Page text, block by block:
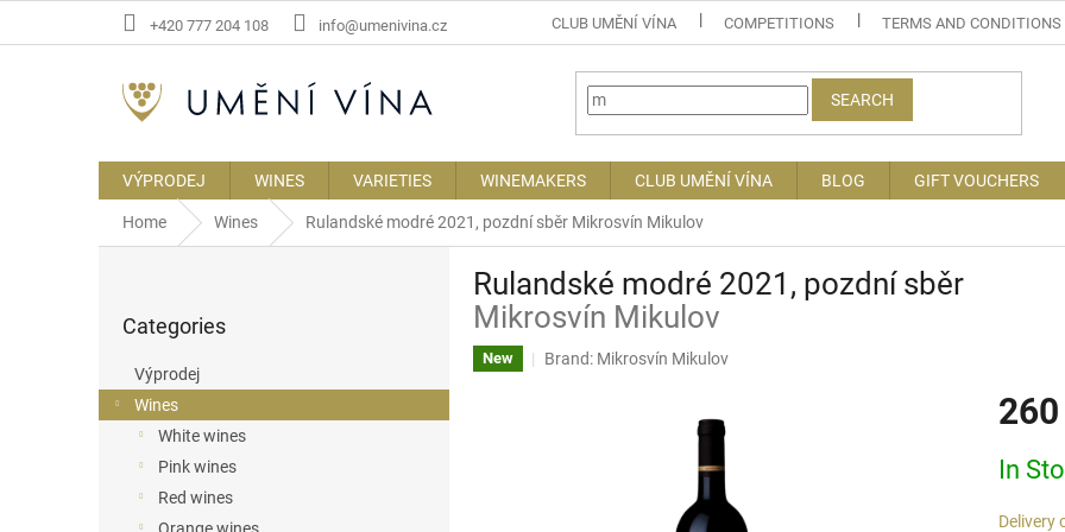
+420 777 204 108 info@umenivina.cz CLUB UMĚNÍ VÍNA COMPETITIONS TERMS AND CONDITIONS
SEARCH
VÝPRODEJ WINES VARIETIES WINEMAKERS CLUB UMĚNÍ VÍNA BLOG GIFT VOUCHERS
Home Wines Rulandské modré 2021, pozdní sběr Mikrosvín Mikulov
a
r
categories
Categories
Výprodej
Wines
White wines
Pink wines
Red wines
Rulandské modré 2021, pozdní sběr
Mikrosvín Mikulov
New Brand: Mikrosvín Mikulov
price:
In
Delivery